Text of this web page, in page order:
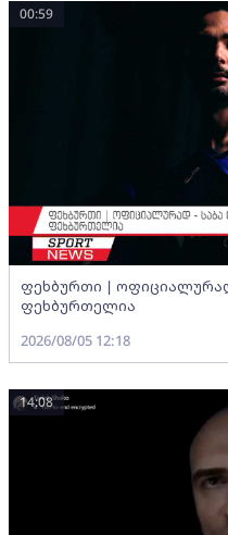
ფეხბურთი |
ფეხბურთელია
00:59
2026/08/05 12:18
14:08